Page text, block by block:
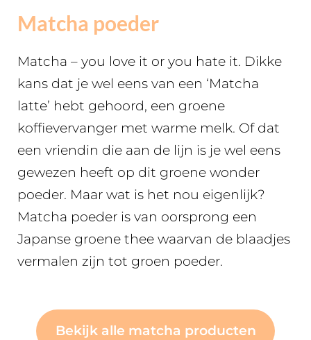
Matcha poeder
Matcha – you love it or you hate it. Dikke
kans dat je wel eens van een ‘Matcha
latte’ hebt gehoord, een groene
koffievervanger met warme melk. Of dat
een vriendin die aan de lijn is je wel eens
gewezen heeft op dit groene wonder
poeder. Maar wat is het nou eigenlijk?
Matcha poeder is van oorsprong een
Japanse groene thee waarvan de blaadjes
vermalen zijn tot groen poeder.
Bekijk alle matcha producten